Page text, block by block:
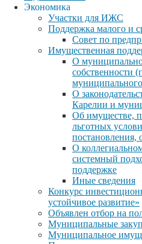
Экономика
Участки для ИЖС
Поддержка малого и
Совет по
Имущественная
О
собственности
О
Карелии и
Об имуществе,
льготных
постановления,
О
системный
поддержке
Иные сведения
Конкурс
устойчивое развитие»
Объявлен отбор на
Муниципальные
Муниципальное